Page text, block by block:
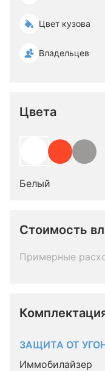
Цвет кузова
Владельцев
Цвета
Белый
Стоимость
Примерные
ЗАЩИТА ОТ
Иммобилайзер